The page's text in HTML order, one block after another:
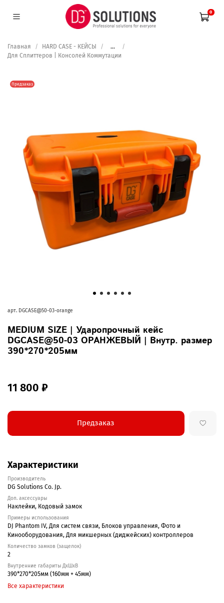
0
Главная HARD CASE - КЕЙСЫ
...
Для Сплиттеров | Консолей Коммутации
Предзаказ
арт. DGCASE@50-03-orange
MEDIUM SIZE | Ударопрочный кейс
DGCASE@50-03 ОРАНЖЕВЫЙ | Внутр. размер
390*270*205мм
11 800 ₽
Предзаказ
Характеристики
Производитель
DG Solutions Co. Jp.
Доп. аксессуары
Наклейки, Кодовый замок
Примеры использования
DJ Phantom IV, Для систем связи, Блоков управления, Фото и
Кинооборудования, Для микшерных (диджейских) контроллеров
Количество замков (защелок)
2
Внутренние габариты ДxШxВ
390*270*205мм (160мм + 45мм)
Все характеристики